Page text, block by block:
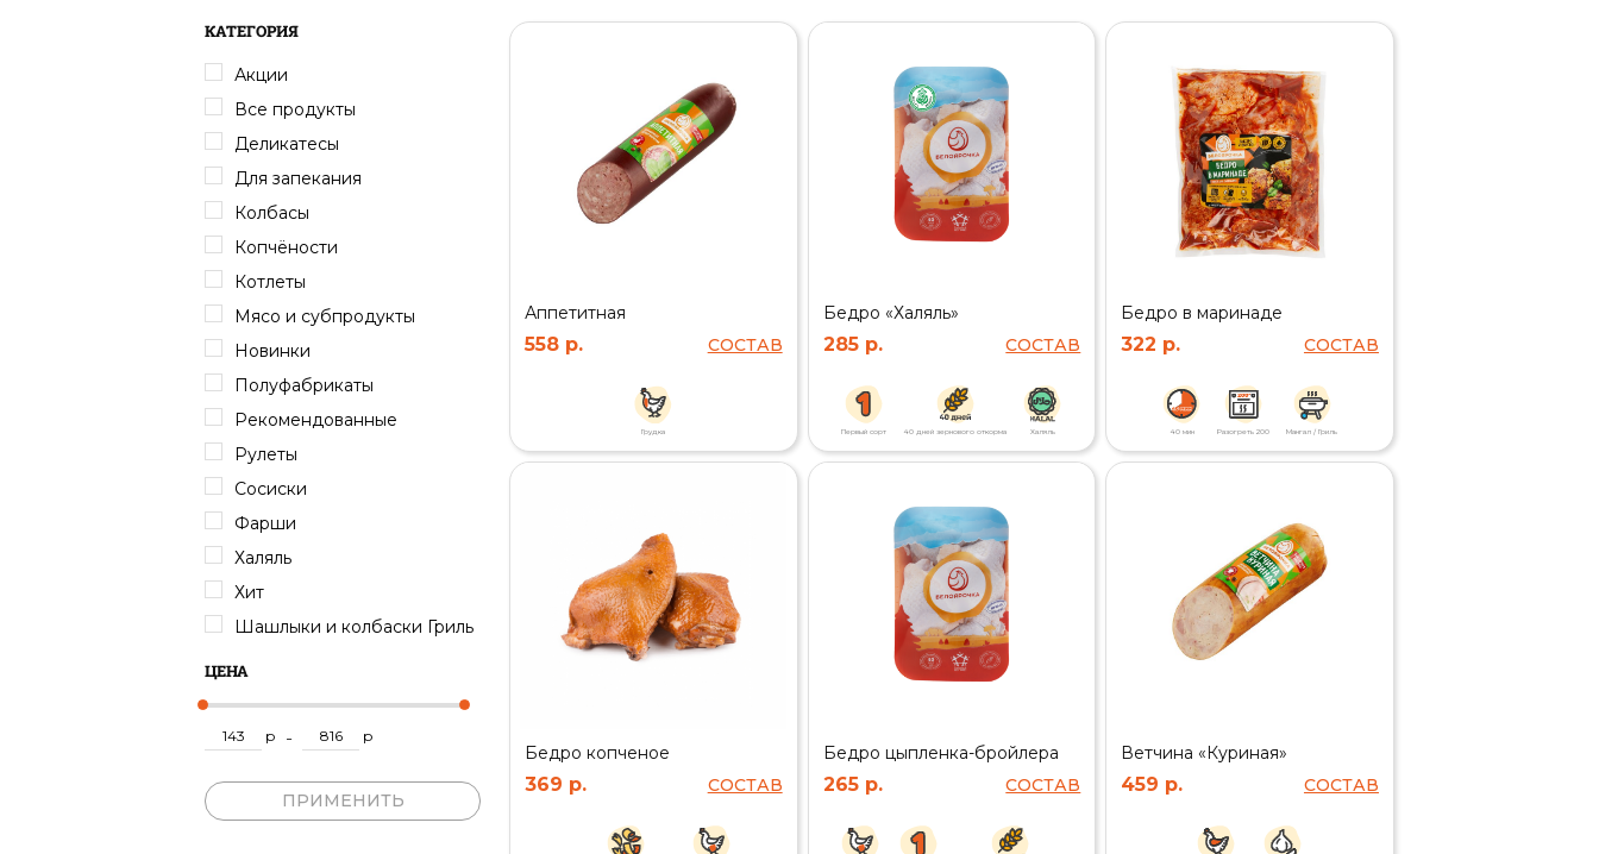
КАТЕГОРИЯ
Акции
Все продукты
Деликатесы
Для запекания
Колбасы
Копчёности
Котлеты
Мясо и субпродукты
Новинки
Полуфабрикаты
Рекомендованные
Рулеты
Сосиски
Фарши
Халяль
Хит
Шашлыки и колбаски Гриль
ЦЕНА
р - р
ПРИМЕНИТЬ
Аппетитная
558 р. СОСТАВ
Грудка
Бедро «Халяль»
285 р. СОСТАВ
Первый сорт 40 дней зернового откорма Халяль
Бедро в маринаде
322 р. СОСТАВ
40 мин Разогреть 200 Мангал / Гриль
Бедро копченое
369 р. СОСТАВ
Бедро цыпленка-бройлера
265 р. СОСТАВ
Ветчина «Куриная»
459 р. СОСТАВ